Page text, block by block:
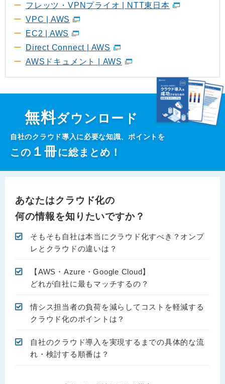
フレッツ・VPNプライオ | NTT東日本
VPC | AWS
EC2 | AWS
Direct Connect | AWS
AWSドキュメント | AWS
無料ダウンロード
自社のクラウド導入に必要な知識、ポイントを
この １冊に総まとめ！
あなたはクラウド化の
何の情報を知りたいですか？
そもそも自社は本当にクラウド化すべき？オンプ
レとクラウドの違いは？
【AWS・Azure・Google Cloud】
どれが自社に最もマッチするの？
情シス担当者の負荷を減らしてコストを軽減する
クラウド化のポイントは？
自社のクラウド導入を実現するまでの具体的な流
れ・検討する順番は？